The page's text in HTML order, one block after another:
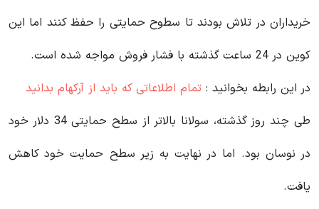
خریداران در تلاش بودند تا سطوح حمایتی را حفظ کنند اما این
کوین در 24 ساعت گذشته با فشار فروش مواجه شده است.
در این رابطه بخوانید‌ : تمام اطلاعاتی که باید از آرکهام بدانید
طی چند روز گذشته، سولانا بالاتر از سطح حمایتی 34 دلار خود
در نوسان بود. اما در نهایت به زیر سطح حمایت خود کاهش
یافت.